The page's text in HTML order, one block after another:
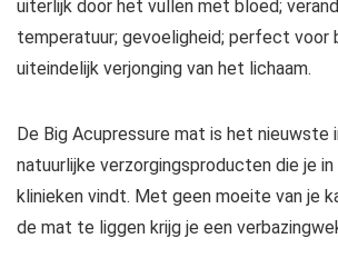
uiterlijk door het vullen met bloed;
temperatuur; gevoeligheid; perfect voor
uiteindelijk verjonging van het lichaam.
De Big Acupressure mat is het nieuwste
natuurlijke verzorgingsproducten die je
klinieken vindt. Met geen moeite van je
de mat te liggen krijg je een